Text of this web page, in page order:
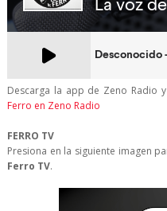
Descarga la app de Zeno Radio
Ferro en Zeno Radio
FERRO TV
Presiona en la siguiente imagen
Ferro TV.